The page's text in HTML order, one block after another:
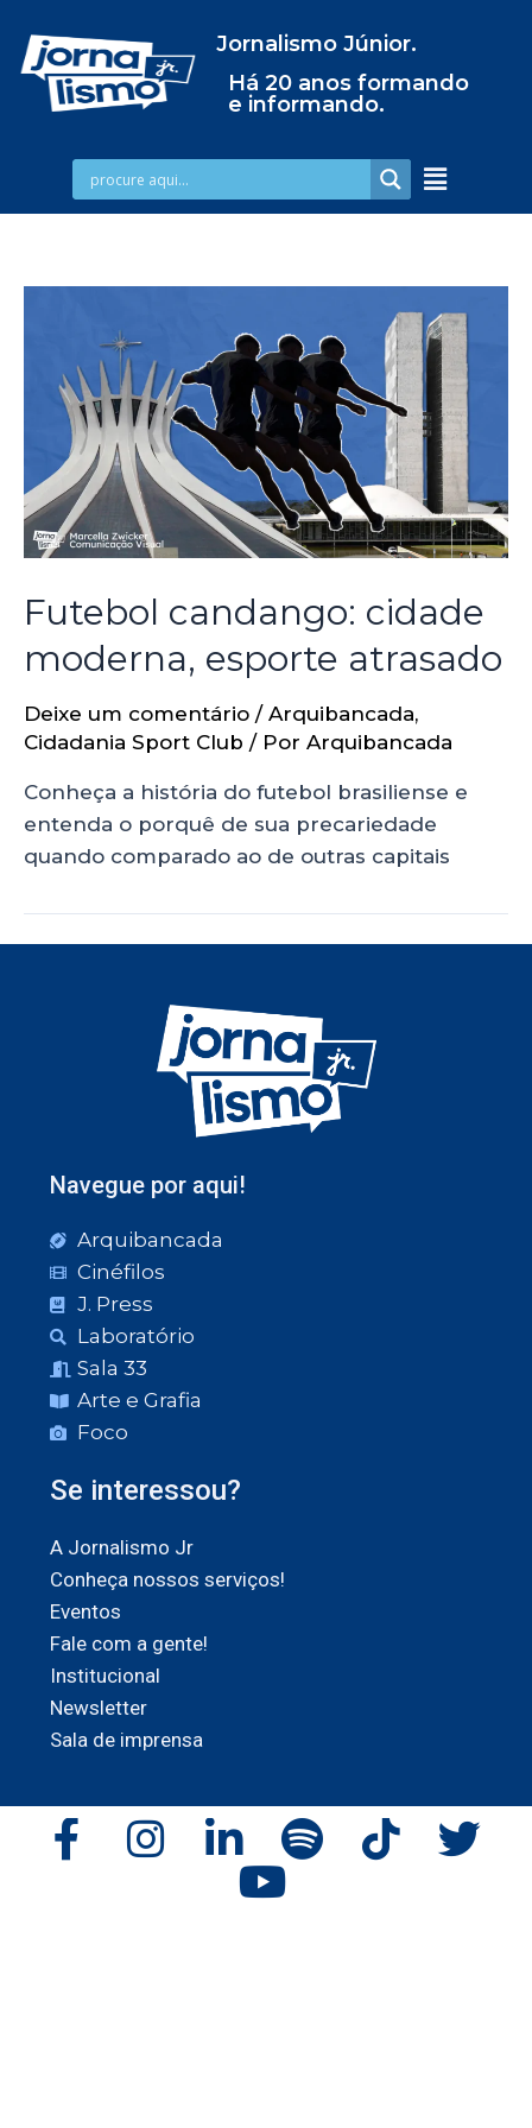
Jornalismo Júnior.
Há 20 anos formando
e informando.
Futebol candango: cidade
moderna, esporte atrasado
Deixe um comentário / Arquibancada,
Cidadania Sport Club / Por Arquibancada
Conheça a história do futebol brasiliense e
entenda o porquê de sua precariedade
quando comparado ao de outras capitais
Navegue por aqui!
Arquibancada
Cinéfilos
J. Press
Laboratório
Sala 33
Arte e Grafia
Foco
Se interessou?
A Jornalismo Jr
Conheça nossos serviços!
Eventos
Fale com a gente!
Institucional
Newsletter
Sala de imprensa